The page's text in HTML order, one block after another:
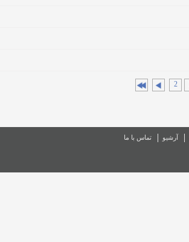
2
آرشیو تماس با ما